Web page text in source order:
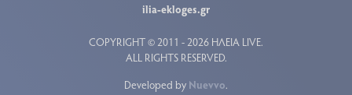
ilia-ekloges.gr
COPYRIGHT © 2011 - 2026 ΗΛΕΙΑ LIVE.
ALL RIGHTS RESERVED.
Developed by Nuevvo.